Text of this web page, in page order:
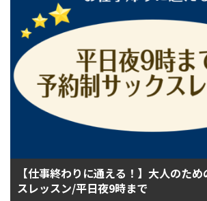
【仕事終わりに通える！】大人のた
スレッスン/平日夜9時まで